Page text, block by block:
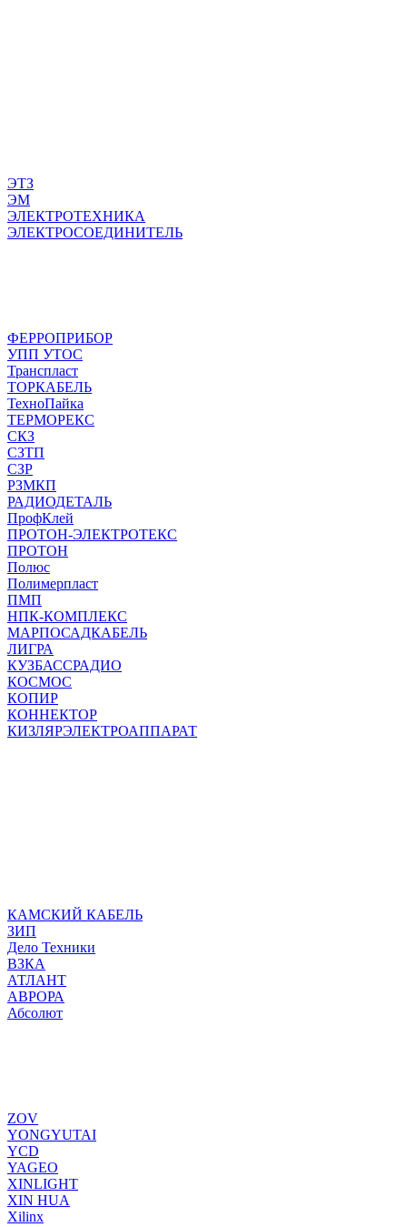
ЭТЗ
ЭМ
ЭЛЕКТРОТЕХНИКА
ЭЛЕКТРОСОЕДИНИТЕЛЬ
ФЕРРОПРИБОР
УПП УТОС
Транспласт
ТОРКАБЕЛЬ
ТехноПайка
ТЕРМОРЕКС
СКЗ
СЗТП
СЗР
РЗМКП
РАДИОДЕТАЛЬ
ПрофКлей
ПРОТОН-ЭЛЕКТРОТЕКС
ПРОТОН
Полюс
Полимерпласт
ПМП
НПК-КОМПЛЕКС
МАРПОСАДКАБЕЛЬ
ЛИГРА
КУЗБАССРАДИО
КОСМОС
КОПИР
КОННЕКТОР
КИЗЛЯРЭЛЕКТРОАППАРАТ
КАМСКИЙ КАБЕЛЬ
ЗИП
Дело Техники
ВЗКА
АТЛАНТ
АВРОРА
Абсолют
ZOV
YONGYUTAI
YCD
YAGEO
XINLIGHT
XIN HUA
Xilinx